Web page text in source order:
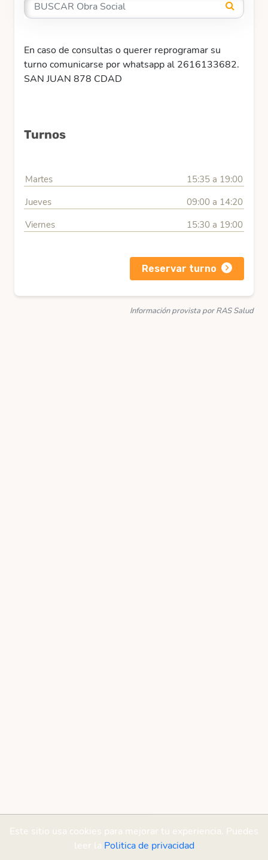
En caso de consultas o querer reprogramar su
turno comunicarse por whatsapp al 2616133682.
SAN JUAN 878 CDAD
Turnos
Martes
15:35 a 19:00
Jueves
09:00 a 14:20
Viernes
15:30 a 19:00
Reservar turno
Información provista por RAS Salud
Este sitio usa cookies para mejorar tu experiencia. Puedes
leer la Politica de privacidad